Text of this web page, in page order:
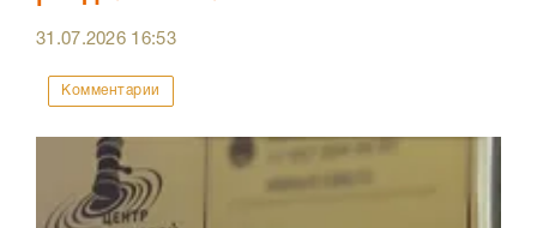
31.07.2026 16:53
Комментарии